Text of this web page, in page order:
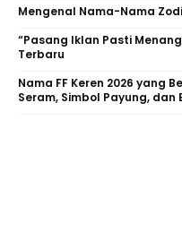
Mengenal Nama-Nama
“Pasang Iklan Pasti
Terbaru
Nama FF Keren 2026 yang
Seram, Simbol Payung, dan